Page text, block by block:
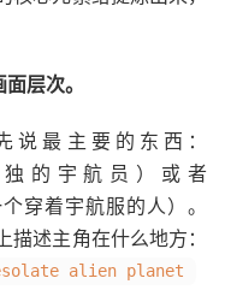
层次。
最主要的东西：
独的宇航员）或者
个穿着宇航服的人）。
述主角在什么地方：
alien planet